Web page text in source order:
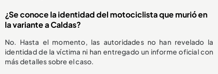
¿Se conoce la identidad del motociclista que murió en
la variante a Caldas?
No. Hasta el momento, las autoridades no han revelado la
identidad de la víctima ni han entregado un informe oficial con
más detalles sobre el caso.